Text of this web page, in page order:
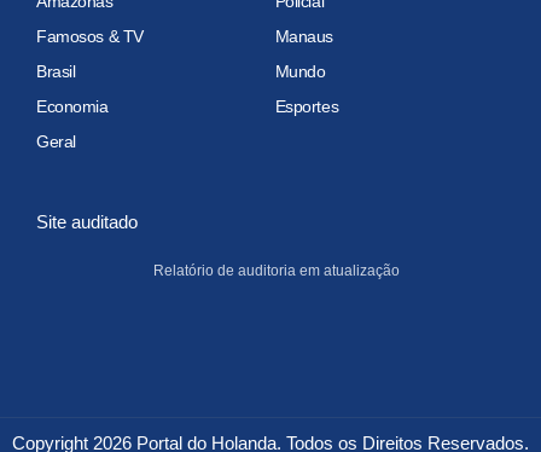
Famosos & TV
Manaus
Brasil
Mundo
Economia
Esportes
Geral
Site auditado
Relatório de auditoria em atualização
Copyright 2026 Portal do Holanda. Todos os Direitos Reservados.